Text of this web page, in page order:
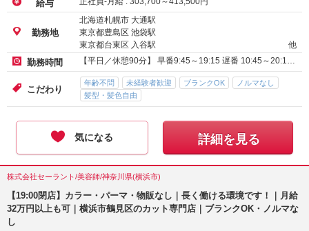
給与
勤務地
北海道札幌市 大通駅
東京都豊島区 池袋駅
東京都台東区 入谷駅
他
勤務時間 【平日／休憩90分】 早番9:45～19:15 遅番 10:45～20:1…
こだわり
年齢不問 未経験者歓迎 ブランクOK
ノルマなし
髪型・髪色自由
気になる 詳細を見る
株式会社セーラント/美容師/神奈川県(横浜市)
【19:00閉店】カラー・パーマ・物販なし｜長く働ける環境です！｜月給
32万円以上も可｜横浜市鶴見区のカット専門店｜ブランクOK・ノルマな
し